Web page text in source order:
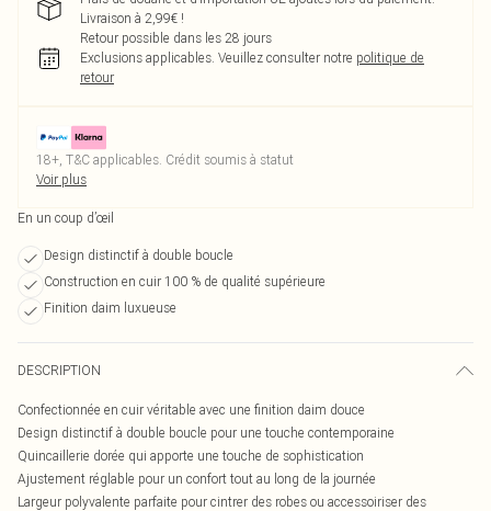
Livraison à 2,99€ !
Retour possible dans les 28 jours
Exclusions applicables. Veuillez consulter notre politique de
retour
18+, T&C applicables. Crédit soumis à statut
Voir plus
En un coup d’œil
Design distinctif à double boucle
Construction en cuir 100 % de qualité supérieure
Finition daim luxueuse
DESCRIPTION
Confectionnée en cuir véritable avec une finition daim douce
Design distinctif à double boucle pour une touche contemporaine
Quincaillerie dorée qui apporte une touche de sophistication
Ajustement réglable pour un confort tout au long de la journée
Largeur polyvalente parfaite pour cintrer des robes ou accessoiriser des